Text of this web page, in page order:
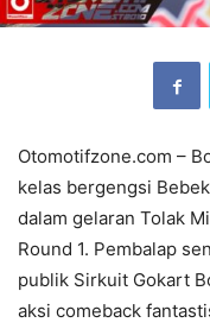
Otomotifzone.com –
kelas bergengsi
dalam gelaran Tolak
Round 1. Pembalap
publik Sirkuit Gokart
aksi comeback